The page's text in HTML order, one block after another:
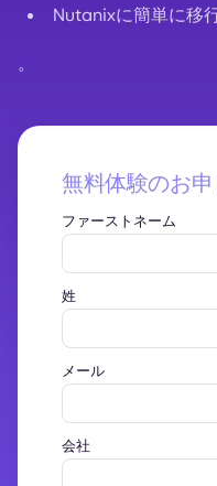
Nutanixに簡単に移
。
無料体験のお
ファーストネーム
姓
メール
会社